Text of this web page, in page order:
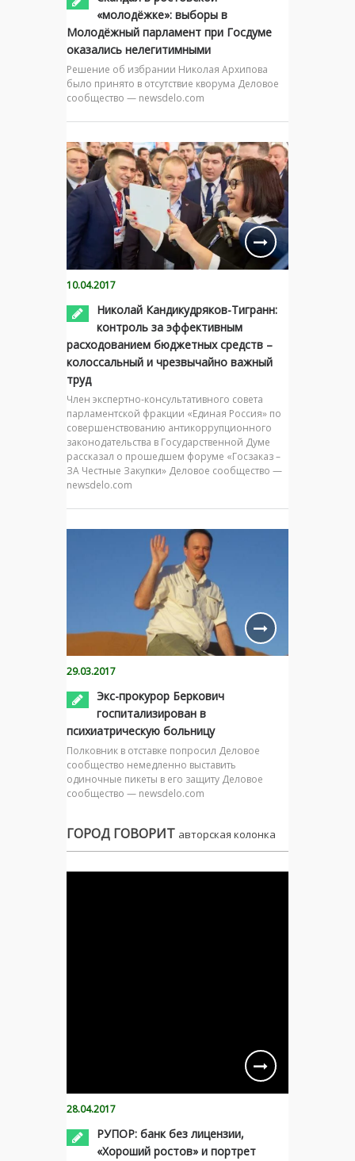
«молодёжке»: выборы в
Молодёжный парламент при Госдуме
оказались нелегитимными
Решение об избрании Николая Архипова
было принято в отсутствие кворума Деловое
сообщество — newsdelo.com
10.04.2017
Николай Кандикудряков-Тигранн:
контроль за эффективным
расходованием бюджетных средств –
колоссальный и чрезвычайно важный
труд
Член экспертно-консультативного совета
парламентской фракции «Единая Россия» по
совершенствованию антикоррупционного
законодательства в Государственной Думе
рассказал о прошедшем форуме «Госзаказ –
ЗА Честные Закупки» Деловое сообщество —
newsdelo.com
29.03.2017
Экс-прокурор Беркович
госпитализирован в
психиатрическую больницу
Полковник в отставке попросил Деловое
сообщество немедленно выставить
одиночные пикеты в его защиту Деловое
сообщество — newsdelo.com
ГОРОД ГОВОРИТ авторская колонка
28.04.2017
РУПОР: банк без лицензии,
«Хороший ростов» и портрет